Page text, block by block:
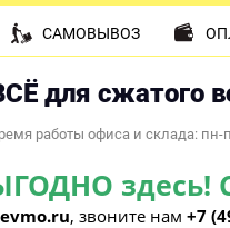
для сжатого
работы офиса и склада: пн-
здесь!
, звоните нам +7
САМОВЫВОЗ